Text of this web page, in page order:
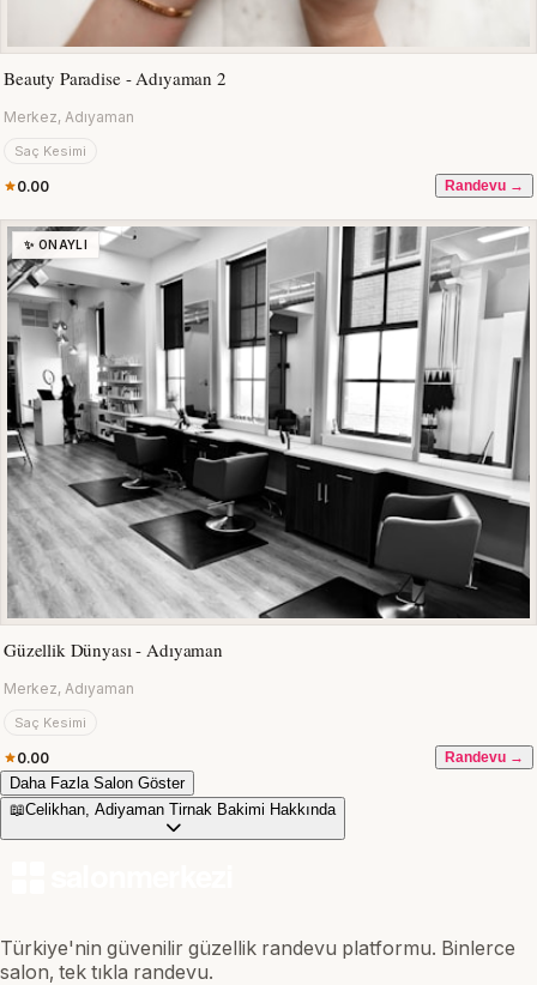
Beauty Paradise - Adıyaman 2
Merkez, Adıyaman
Saç Kesimi
0.00 Randevu →
✨ ONAYLI
Güzellik Dünyası - Adıyaman
Merkez, Adıyaman
Saç Kesimi
0.00 Randevu →
Daha Fazla Salon Göster
📖Celikhan, Adiyaman Tirnak Bakimi Hakkında
Türkiye'nin güvenilir güzellik randevu platformu. Binlerce
salon, tek tıkla randevu.